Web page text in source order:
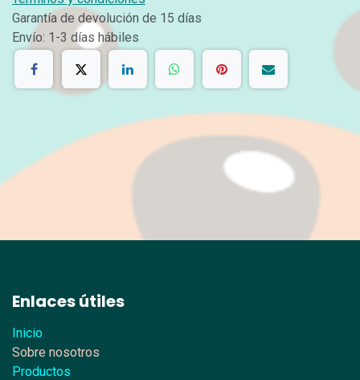
Garantía de devolución de 15 días
Envío: 1-3 días hábiles
Enlaces útiles
Inicio
Sobre nosotros
Productos